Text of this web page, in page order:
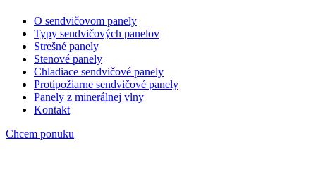
O sendvičovom panely
Typy sendvičových panelov
Strešné panely
Stenové panely
Chladiace sendvičové panely
Protipožiarne sendvičové panely
Panely z minerálnej vlny
Kontakt
Chcem ponuku